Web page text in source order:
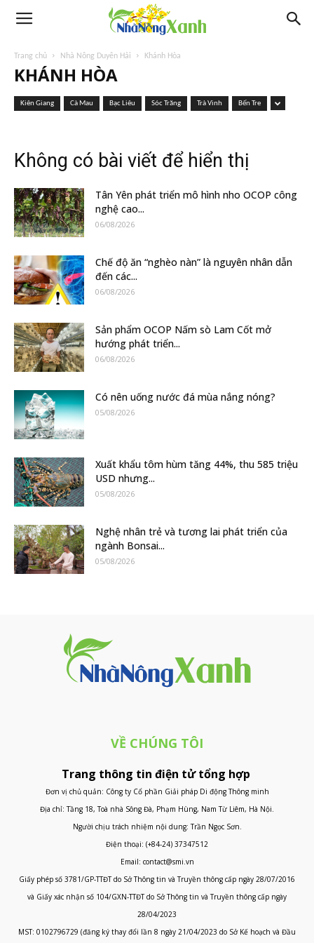
Trang chủ Nhà Nông Duyên Hải Khánh Hòa
KHÁNH HÒA
Kiên Giang Cà Mau Bạc Liêu Sóc Trăng Trà Vinh Bến Tre
Không có bài viết để hiển thị
Tân Yên phát triển mô hình nho OCOP công
nghệ cao...
06/08/2026
Chế độ ăn “nghèo nàn” là nguyên nhân dẫn
đến các...
06/08/2026
Sản phẩm OCOP Nấm sò Lam Cốt mở
hướng phát triển...
06/08/2026
Có nên uống nước đá mùa nắng nóng?
05/08/2026
Xuất khẩu tôm hùm tăng 44%, thu 585 triệu
USD nhưng...
05/08/2026
Nghệ nhân trẻ và tương lai phát triển của
ngành Bonsai...
05/08/2026
VỀ CHÚNG TÔI
Trang thông tin điện tử tổng hợp
Đơn vị chủ quản: Công ty Cổ phần Giải pháp Di động Thông minh
Địa chỉ: Tầng 18, Toà nhà Sông Đà, Phạm Hùng, Nam Từ Liêm, Hà Nội.
Người chịu trách nhiệm nội dung: Trần Ngọc Sơn.
Điện thoại: (+84-24) 37347512
Email: contact@smi.vn
Giấy phép số 3781/GP-TTĐT do Sở Thông tin và Truyền thông cấp ngày 28/07/2016
và Giấy xác nhận số 104/GXN-TTĐT do Sở Thông tin và Truyền thông cấp ngày
28/04/2023
MST: 0102796729 (đăng ký thay đổi lần 8 ngày 21/04/2023 do Sở Kế hoạch và Đầu